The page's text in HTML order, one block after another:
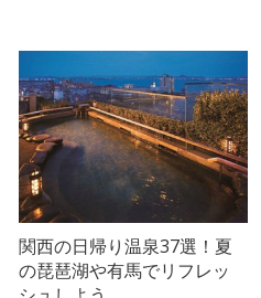
関西の日帰り温泉37選！夏
の琵琶湖や有馬でリフレッ